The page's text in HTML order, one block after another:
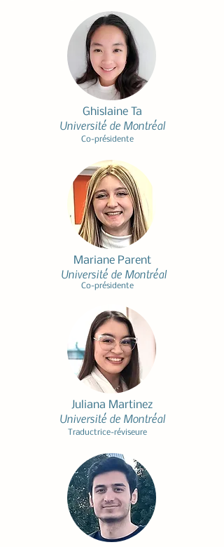
Ghislaine Ta
Université de Montréal
Co-présidente​
Mariane Parent
Université de Montréal
Co-présidente​
Juliana Martinez
Université de Montréal
Traductrice-réviseure